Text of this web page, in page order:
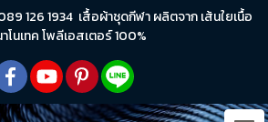
126 1934 เสื้อผ้าชุดกีฬา ผลิตจาก เส้นใยเนื้อ
โนเทค โพลีเอสเตอร์ 100%